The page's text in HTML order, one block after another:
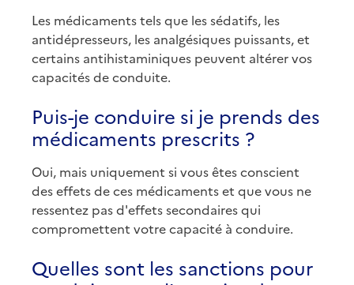
Les médicaments tels que les sédatifs, les
antidépresseurs, les analgésiques puissants, et
certains antihistaminiques peuvent altérer vos
capacités de conduite.
Puis-je conduire si je prends des
médicaments prescrits ?
Oui, mais uniquement si vous êtes conscient
des effets de ces médicaments et que vous ne
ressentez pas d'effets secondaires qui
compromettent votre capacité à conduire.
Quelles sont les sanctions pour